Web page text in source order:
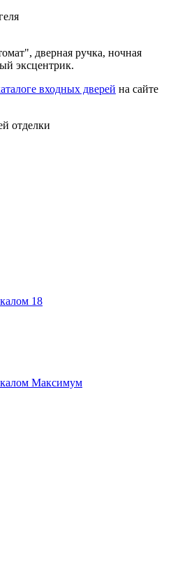
дверная ручка, ночная
эксцентрик.
входных дверей на сайте
отделки
18
Максимум